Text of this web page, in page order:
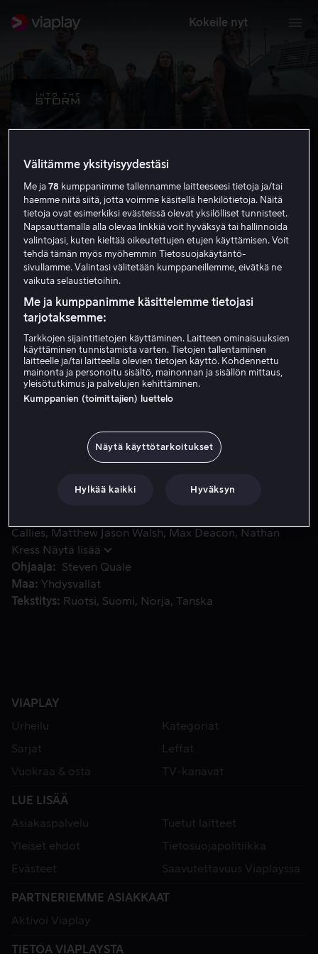
Kokeile nyt
Into the Storm
5.8 Jännitys Toiminta
Tilaa nyt
Katso traileri
ennennäkemätön määrä kaiken tieltään hävittäviä
tornadoja. Koko kaupunki on arvaamattomien ja
asiantuntijoiden ennustaessa että pahin on vasta
Callies
Matthew Jason Walsh Max Deacon
Nathan
Kress Näytä lisää
Ohjaaja
Steven Quale
Maa
Yhdysvallat
Tekstitys
Ruotsi Suomi Norja Tanska
VIAPLAY
Urheilu
Kategoriat
Sarjat
Leffat
Vuokraa & osta
TV-kanavat
LUE LISÄÄ
Asiakaspalvelu
Tuetut laitteet
Yleiset ehdot
Tietosuojapolitiikka
Evästeet
Saavutettavuus Viaplayssa
PARTNERIEMME ASIAKKAAT
Aktivoi Viaplay
TIETOA VIAPLAYSTA
Välitämme yksityisyydestäsi
Me ja78 kumppanimme tallennamme laitteeseesi tietoja ja/tai
haemme niitä siitä, jotta voimme käsitellä henkilötietoja. Näitä
tietoja ovat esimerkiksi evästeissä olevat yksilölliset tunnisteet.
Napsauttamalla alla olevaa linkkiä voit hyväksyä tai hallinnoida
valintojasi, kuten kieltää oikeutettujen etujen käyttämisen. Voit
tehdä tämän myös myöhemmin Tietosuojakäytäntö-
sivullamme. Valintasi välitetään kumppaneillemme, eivätkä ne
vaikuta selaustietoihin.
Me ja kumppanimme käsittelemme tietojasi
tarjotaksemme:
Tarkkojen sijaintitietojen käyttäminen. Laitteen ominaisuuksien
käyttäminen tunnistamista varten. Tietojen tallentaminen
laitteelle ja/tai laitteella olevien tietojen käyttö. Kohdennettu
mainonta ja personoitu sisältö, mainonnan ja sisällön mittaus,
yleisötutkimus ja palvelujen kehittäminen.
Kumppanien (toimittajien) luettelo
Näytä käyttötarkoitukset
Hylkää kaikki Hyväksyn